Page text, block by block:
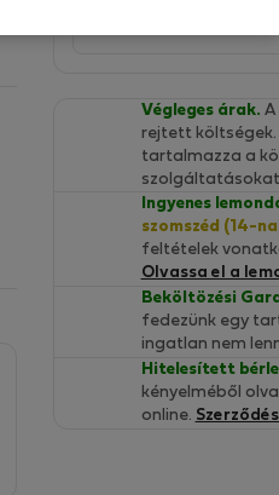
Ajánlat
Végleges árak. A
rejtett költségek.
tartalmazza a
szolgáltatásokat
Ingyenes
szomszéd (14-
feltételek
Olvassa el a
Beköltözési
fedezünk egy
ingatlan nem
Hitelesített
kényelméből
online.